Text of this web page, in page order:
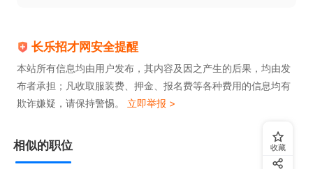
长乐招才网安全提醒
本站所有信息均由用户发布，其内容及因之产生的后果，均由发
布者承担；凡收取服装费、押金、报名费等各种费用的信息均有
欺诈嫌疑，请保持警惕。 立即举报 >
相似的职位 收藏